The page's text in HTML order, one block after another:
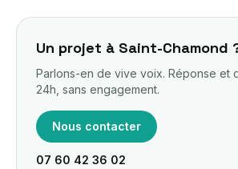
Un projet à Saint-Chamond
Parlons-en de vive voix. Réponse et
24h, sans engagement.
Nous contacter
07 60 42 36 02